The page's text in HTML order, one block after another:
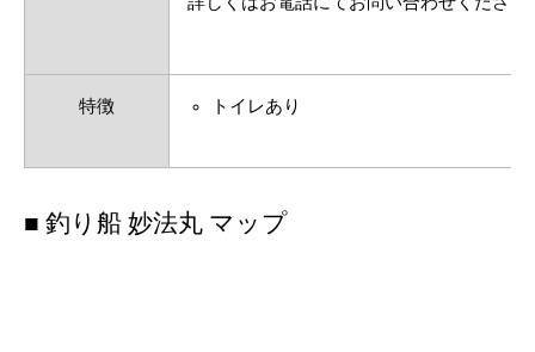
特徴 トイレあり
■ 釣り船 妙法丸 マップ